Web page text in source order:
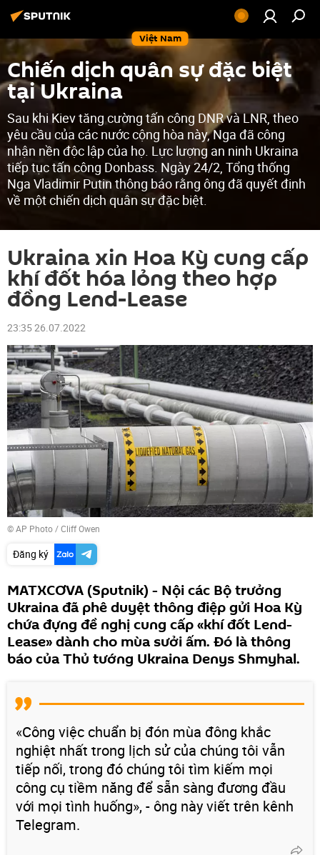
Việt Nam
Chiến dịch quân sự đặc biệt
tại Ukraina
Sau khi Kiev tăng cường tấn công DNR và LNR, theo
yêu cầu của các nước cộng hòa này, Nga đã công
nhận nền độc lập của họ. Lực lượng an ninh Ukraina
tiếp tục tấn công Donbass. Ngày 24/2, Tổng thống
Nga Vladimir Putin thông báo rằng ông đã quyết định
về một chiến dịch quân sự đặc biệt.
Ukraina xin Hoa Kỳ cung cấp
khí đốt hóa lỏng theo hợp
đồng Lend-Lease
23:35 26.07.2022
© AP Photo / Cliff Owen
Đăng ký
MATXCƠVA (Sputnik) - Nội các Bộ trưởng
Ukraina đã phê duyệt thông điệp gửi Hoa Kỳ
chứa đựng đề nghị cung cấp «khí đốt Lend-
Lease» dành cho mùa sưởi ấm. Đó là thông
báo của Thủ tướng Ukraina Denys Shmyhal.
«Công việc chuẩn bị đón mùa đông khắc
nghiệt nhất trong lịch sử của chúng tôi vẫn
tiếp nối, trong đó chúng tôi tìm kiếm mọi
công cụ tiềm năng để sẵn sàng đương đầu
với mọi tình huống», - ông này viết trên kênh
Telegram.